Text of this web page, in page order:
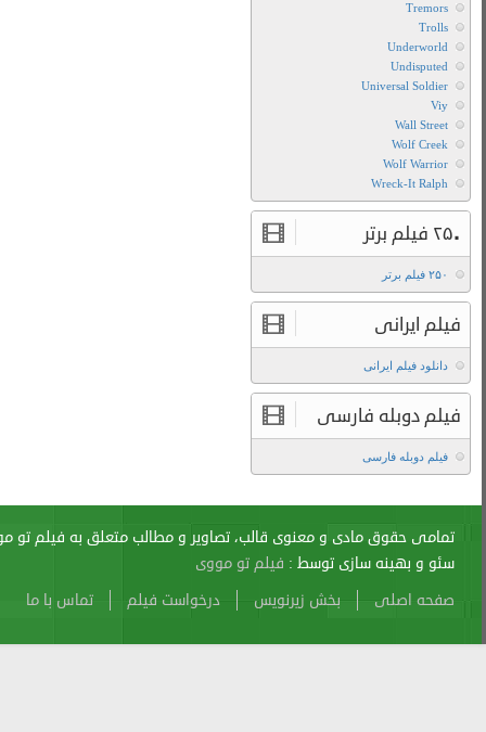
از آن پیگرد قانونی دارد.
sitemap Atom Cache Search Alexa